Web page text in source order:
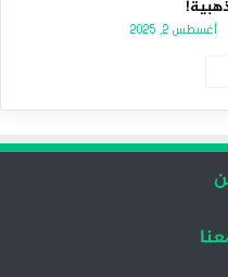
أغسطس 2, 2025